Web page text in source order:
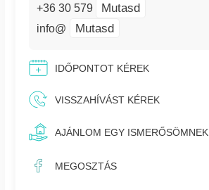
+36 30 579 Mutasd
info@ Mutasd
IDŐPONTOT KÉREK
VISSZAHÍVÁST KÉREK
AJÁNLOM EGY ISMERŐSÖMNEK
MEGOSZTÁS